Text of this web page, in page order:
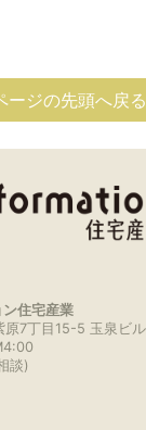
ージの先頭へ戻る
住宅産業
7丁目15-5 玉泉ビル
談)